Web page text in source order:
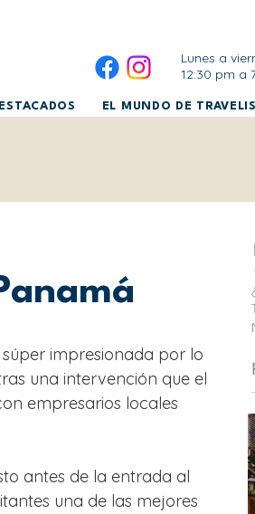
Lunes a
12:30 pm a
EL MUNDO DE
impresionada por lo
una intervención que el
empresarios locales
antes de la entrada al
una de las mejores